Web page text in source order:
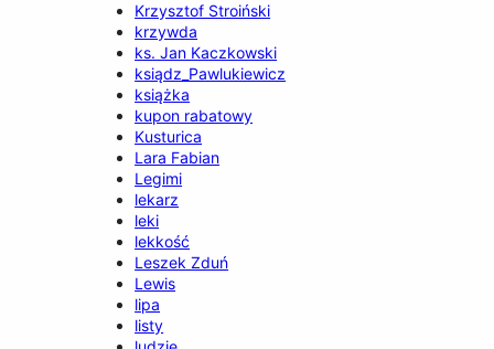
Krzysztof Stroiński
krzywda
ks. Jan Kaczkowski
ksiądz_Pawlukiewicz
książka
kupon rabatowy
Kusturica
Lara Fabian
Legimi
lekarz
leki
lekkość
Leszek Zduń
Lewis
lipa
listy